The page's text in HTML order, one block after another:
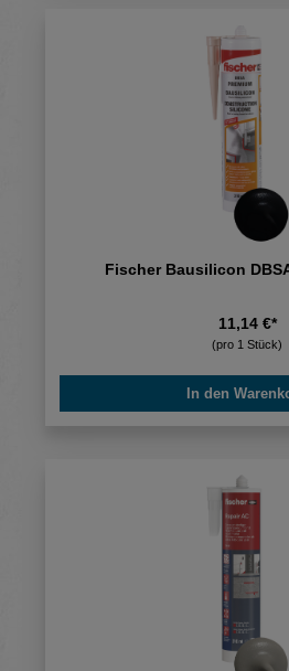
Fischer Bausilicon
11,14 €*
(pro 1 Stück)
In den